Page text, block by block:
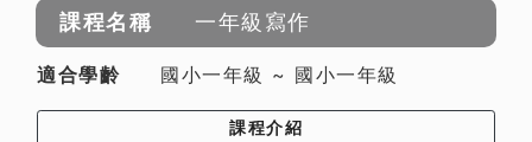
一年級寫作
國小一年級 ~ 國小一年級
課程介紹